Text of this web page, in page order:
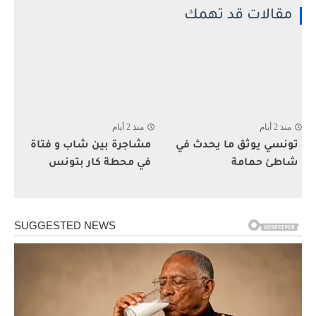
مقالات قد تهمك
منذ 2 أيام
تونسي يوثق ما يحدث في
شاطئ حمامة
منذ 2 أيام
مشاجرة بين شاب و فتاة
في محطة كار بتونس